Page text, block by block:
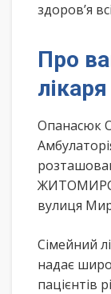
здоров’я
Про
лікаря
Опанасюк
вулиця
Сімейний
надає
пацієнтів